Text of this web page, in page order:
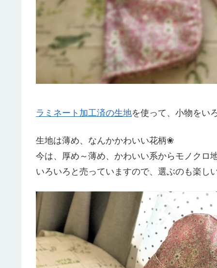
ラミネート加工済の生地を使って、小物をい
生地は薄め、なんかかわいい花柄❀
今は、厚め～薄め、かわいい系からモノクロ
いろいろと売っていますので、選ぶのも楽し